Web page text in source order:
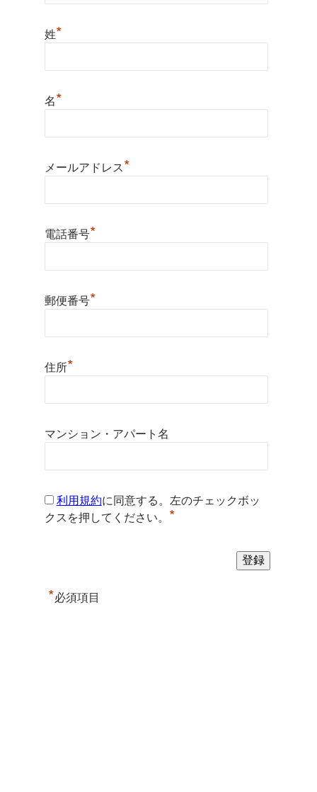
姓*
名*
メールアドレス*
電話番号*
郵便番号*
住所*
マンション・アパート名
利用規約に同意する。左のチェックボッ
クスを押してください。 *
*必須項目